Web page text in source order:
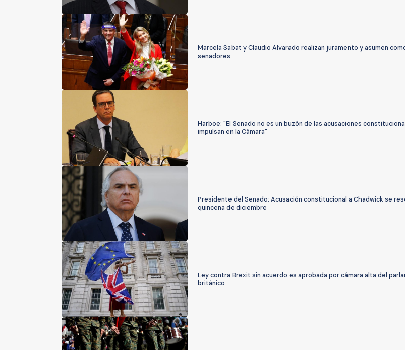
Marcela Sabat y Claudio Alvarado realizan juramento y asumen
senadores
Harboe: "El Senado no es un buzón de las acusaciones
impulsan en la Cámara"
Presidente del Senado: Acusación constitucional a Chadwick se
quincena de diciembre
Ley contra Brexit sin acuerdo es aprobada por cámara alta del
británico